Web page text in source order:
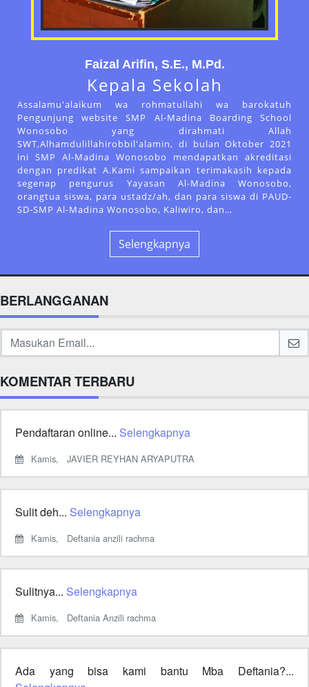
Faizal Arifin, S.E., M.Pd.
Kepala Sekolah
Assalamu'alaikum wa rohmatullahi wa barokatuh
Pengunjung website SMP Al-Madina Boarding School
Wonosobo yang dirahmati Allah
SWT,Alhamdulillahirobbil'alamin, di bulan Oktober 2021
ini SMP Al-Madina Wonosobo mendapatkan akreditasi
dengan predikat A.Kami sampaikan terimakasih kepada
segenap pengurus Yayasan Al-Madina Wonosobo,
orangtua siswa, para ustadz/ah, dan para siswa di PAUD-
SD-SMP Al-Madina Wonosobo, Kaliwiro, dan…
Selengkapnya
BERLANGGANAN
KOMENTAR TERBARU
Pendaftaran online... Selengkapnya
Kamis, JAVIER REYHAN ARYAPUTRA
Sulit deh... Selengkapnya
Kamis, Deftania anzili rachma
Sulitnya... Selengkapnya
Kamis, Deftania Anzili rachma
Ada yang bisa kami bantu Mba Deftania?...